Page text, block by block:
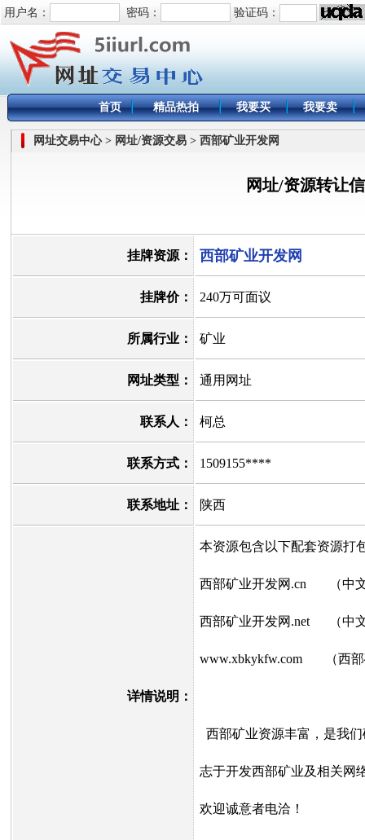
用户名： 密码： 验证码：
首页 精品热拍 我要买 我要卖
网址交易中心 > 网址/资源交易 > 西部矿业开发网
网址/资源转让
挂牌资源： 西部矿业开发网
挂牌价： 240万可面议
所属行业： 矿业
网址类型： 通用网址
联系人： 柯总
联系方式： 1509155****
联系地址： 陕西
详情说明：
本资源包含以下配套资源打
西部矿业开发网.cn （中
西部矿业开发网.net （中
www.xbkykfw.com （西部
西部矿业资源丰富，是我
志于开发西部矿业及相关网
欢迎诚意者电洽！